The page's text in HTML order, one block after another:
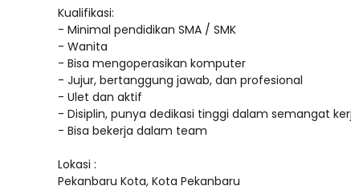
Kualifikasi:
- Minimal pendidikan SMA / SMK
- Wanita
- Bisa mengoperasikan komputer
- Jujur, bertanggung jawab, dan profesional
- Ulet dan aktif
- Disiplin, punya dedikasi tinggi dalam semangat
- Bisa bekerja dalam team
Lokasi :
Pekanbaru Kota, Kota Pekanbaru